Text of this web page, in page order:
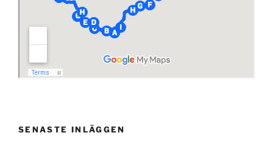
SENASTE INLÄGGEN